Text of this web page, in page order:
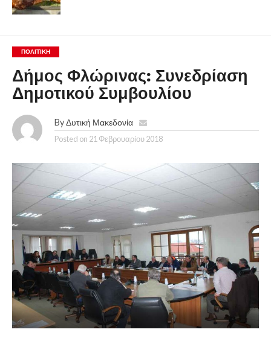
ΠΟΛΙΤΙΚΉ
Δήμος Φλώρινας: Συνεδρίαση
Δημοτικού Συμβουλίου
By Δυτική Μακεδονία
Posted on 21 Φεβρουαρίου 2018